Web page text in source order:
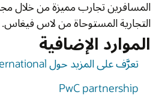
المسافرين تجارب مميزة من خلال
التجارية المستوحاة من لاس فيغاس.
الموارد الإضافية
تعرَّف على المزيد حول MGM Resorts International
PwC partnership